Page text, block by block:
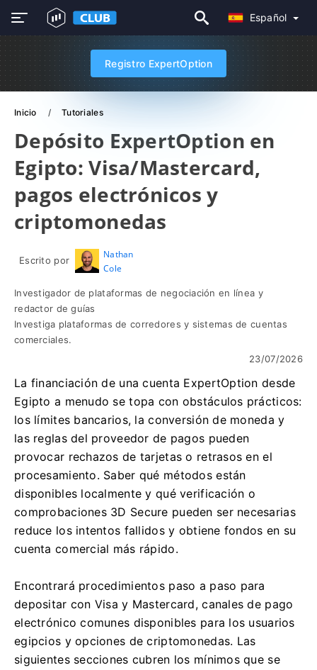
Español
Registro ExpertOption
Inicio Tutoriales
Depósito ExpertOption en
Egipto: Visa/Mastercard,
pagos electrónicos y
criptomonedas
Escrito por
Nathan
Cole
Investigador de plataformas de negociación en línea y
redactor de guías
Investiga plataformas de corredores y sistemas de cuentas
comerciales.
23/07/2026
La financiación de una cuenta ExpertOption desde
Egipto a menudo se topa con obstáculos prácticos:
los límites bancarios, la conversión de moneda y
las reglas del proveedor de pagos pueden
provocar rechazos de tarjetas o retrasos en el
procesamiento. Saber qué métodos están
disponibles localmente y qué verificación o
comprobaciones 3D Secure pueden ser necesarias
reduce los intentos fallidos y obtiene fondos en su
cuenta comercial más rápido.
Encontrará procedimientos paso a paso para
depositar con Visa y Mastercard, canales de pago
electrónico comunes disponibles para los usuarios
egipcios y opciones de criptomonedas. Las
siguientes secciones cubren los mínimos que se